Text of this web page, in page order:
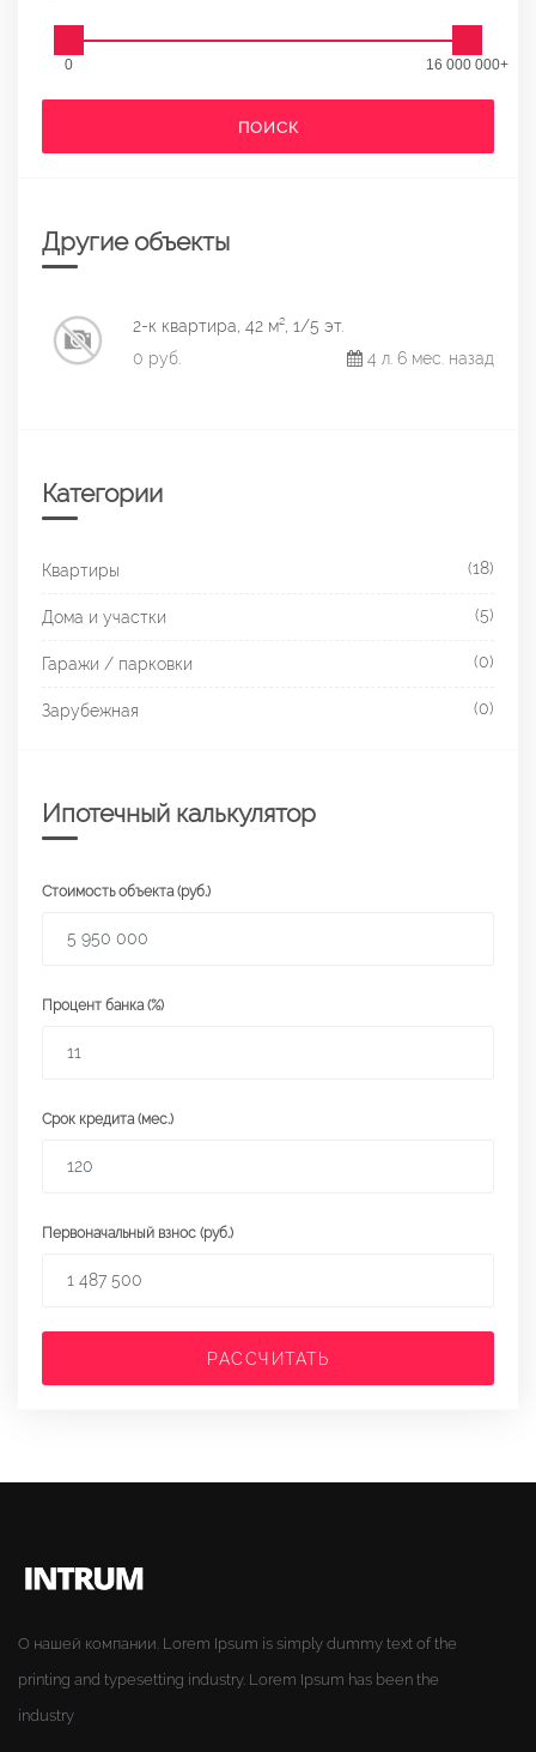
0 16 000 000+
ПОИСК
Другие объекты
2-к квартира, 42 м², 1/5 эт.
0 руб.
4 л. 6 мес. назад
Категории
Квартиры (18)
Дома и участки (5)
Гаражи / парковки (0)
Зарубежная (0)
Ипотечный калькулятор
Стоимость объекта (руб.)
Процент банка (%)
Срок кредита (мес.)
Первоначальный взнос (руб.)
РАССЧИТАТЬ
О нашей компании. Lorem Ipsum is simply dummy text of the
printing and typesetting industry. Lorem Ipsum has been the
industry